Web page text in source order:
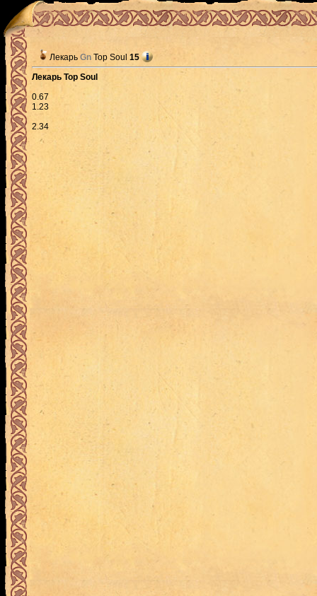
Лекарь Gn Top Soul 15
Лекарь Top Soul
0.67
1.23
2.34